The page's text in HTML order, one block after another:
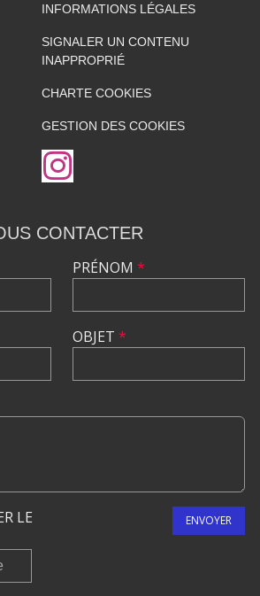
INFORMATIONS LÉGALES
SIGNALER UN CONTENU
INAPPROPRIÉ
CHARTE COOKIES
GESTION DES COOKIES
CONTACTER
PRÉNOM *
OBJET *
LE
ENVOYER